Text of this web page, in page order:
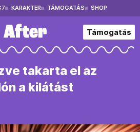
KARAKTER TÁMOGATÁS SHOP
Támogatás
takarta el az
a kilátást